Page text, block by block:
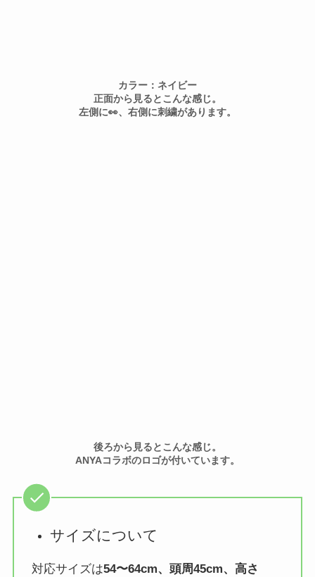
カラー：ネイビー
正面から見るとこんな感じ。
左側に👀、右側に刺繍があります。
後ろから見るとこんな感じ。
ANYAコラボのロゴが付いています。
サイズについて
対応サイズは54〜64cm、頭周45cm、高さ